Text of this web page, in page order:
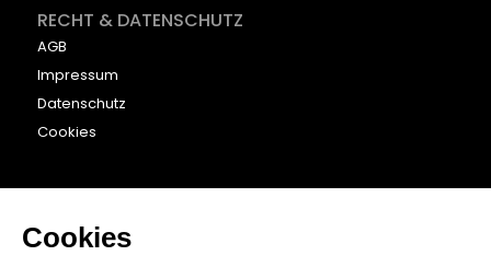
RECHT & DATENSCHUTZ
AGB
Impressum
Datenschutz
Cookies
KONTAKT
beyounic GmbH
Nordstraße 27
Cookies